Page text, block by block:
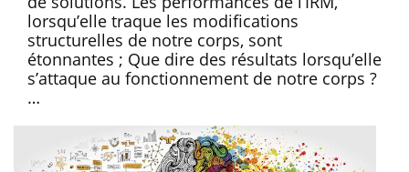
lorsqu’elle traque les modifications
structurelles de notre corps, sont
étonnantes ; Que dire des résultats lorsqu’elle
s’attaque au fonctionnement de notre corps ?
…